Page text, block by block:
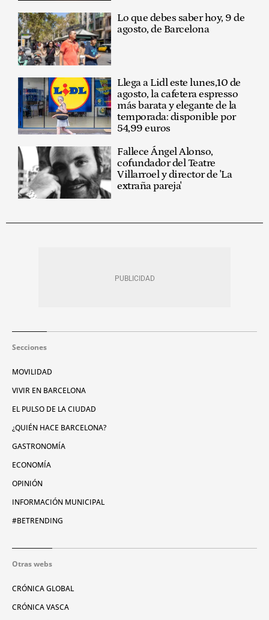
Lo que debes saber hoy, 9 de
agosto, de Barcelona
Llega a Lidl este lunes,10 de
agosto, la cafetera espresso
más barata y elegante de la
temporada: disponible por
54,99 euros
Fallece Ángel Alonso,
cofundador del Teatre
Villarroel y director de 'La
extraña pareja'
Secciones
MOVILIDAD
VIVIR EN BARCELONA
EL PULSO DE LA CIUDAD
¿QUIÉN HACE BARCELONA?
GASTRONOMÍA
ECONOMÍA
OPINIÓN
INFORMACIÓN MUNICIPAL
#BETRENDING
Otras webs
CRÓNICA GLOBAL
CRÓNICA VASCA